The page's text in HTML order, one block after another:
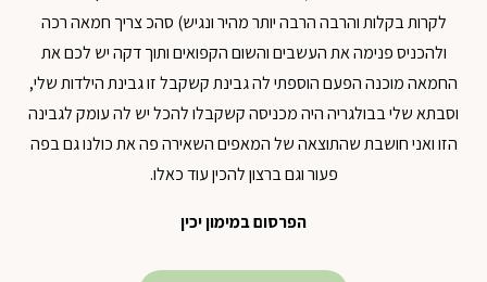
לקרות בקלות והרבה הרבה יותר מהיר ונגיש) סהכ צריך חמאה רכה
ולהכניס פנימה את העשבים והשום הקפואים ותוך דקה יש לכם את
החמאה מוכנההפעם הוספתי לה גבינת קשקבלזו גבינת הילדות שלי,
וסבתא שלי בבולגריה היה מכניסה קשקבלו להכליש לה עומק לגבינה
הזו ואני חושבת שהתוצאה של המאפים השאירה פה את כולנו גם בפה
פעור וגם ברצון להכין עוד כאלו.
הפרסום במימון יכין